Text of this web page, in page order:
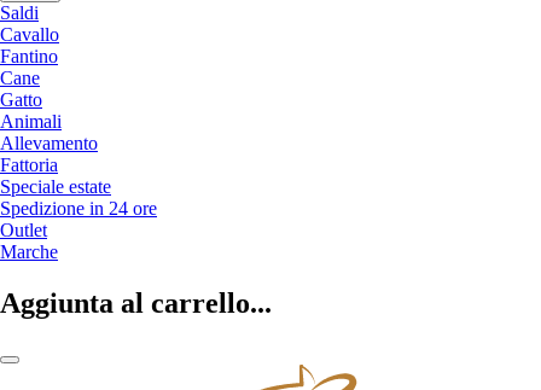
Saldi
Cavallo
Fantino
Cane
Gatto
Animali
Allevamento
Fattoria
Speciale estate
Spedizione in 24 ore
Outlet
Marche
Aggiunta al carrello...